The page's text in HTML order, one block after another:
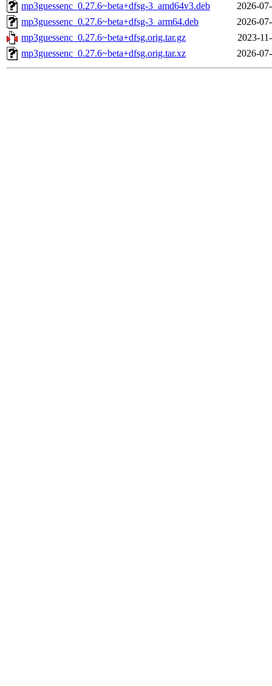
mp3guessenc_0.27.6~beta+dfsg-3_amd64v3.deb
2026-
mp3guessenc_0.27.6~beta+dfsg-3_arm64.deb
2026-
mp3guessenc_0.27.6~beta+dfsg.orig.tar.gz
2023-
mp3guessenc_0.27.6~beta+dfsg.orig.tar.xz
2026-